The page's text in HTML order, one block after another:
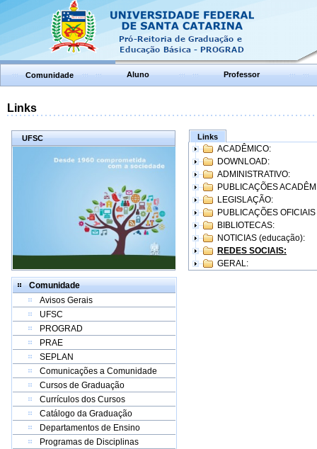
Comunidade Aluno Professor
Links
UFSC
Comunidade
Avisos Gerais
UFSC
PROGRAD
PRAE
SEPLAN
Comunicações a Comunidade
Cursos de Graduação
Currículos dos Cursos
Catálogo da Graduação
Departamentos de Ensino
Programas de Disciplinas
Links
ACADÊMICO:
DOWNLOAD:
ADMINISTRATIVO:
PUBLICAÇÕES
LEGISLAÇÃO:
PUBLICAÇÕES
BIBLIOTECAS:
NOTICIAS (educação):
REDES SOCIAIS:
GERAL: